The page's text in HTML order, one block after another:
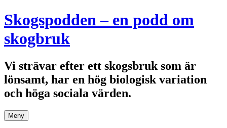
Hoppa
till
innehåll
Skogspodden – en podd om
skogbruk
Vi strävar efter ett skogsbruk som är
lönsamt, har en hög biologisk variation
och höga sociala värden.
Meny